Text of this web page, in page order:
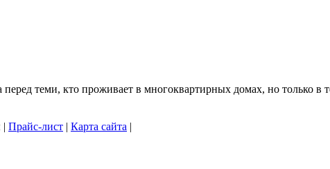
теми, кто проживает в многоквартирных домах, но только в
| Прайс-лист | Карта сайта |